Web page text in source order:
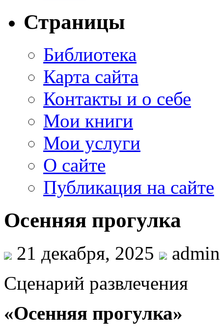
Страницы
Библиотека
Карта сайта
Контакты и о себе
Мои книги
Мои услуги
О сайте
Публикация на сайте
Осенняя прогулка
21 декабря, 2025
admin
Сценарий развлечения
«Осенняя прогулка»